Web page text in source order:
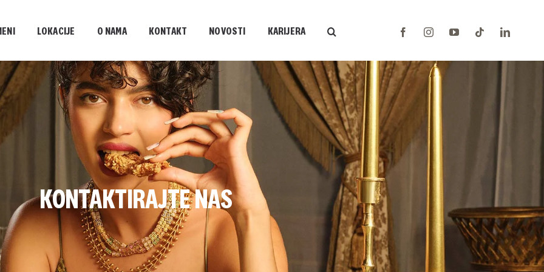
LOKACIJE O NAMA KONTAKT NOVOSTI KARIJERA
KONTAKTIRAJTE NAS